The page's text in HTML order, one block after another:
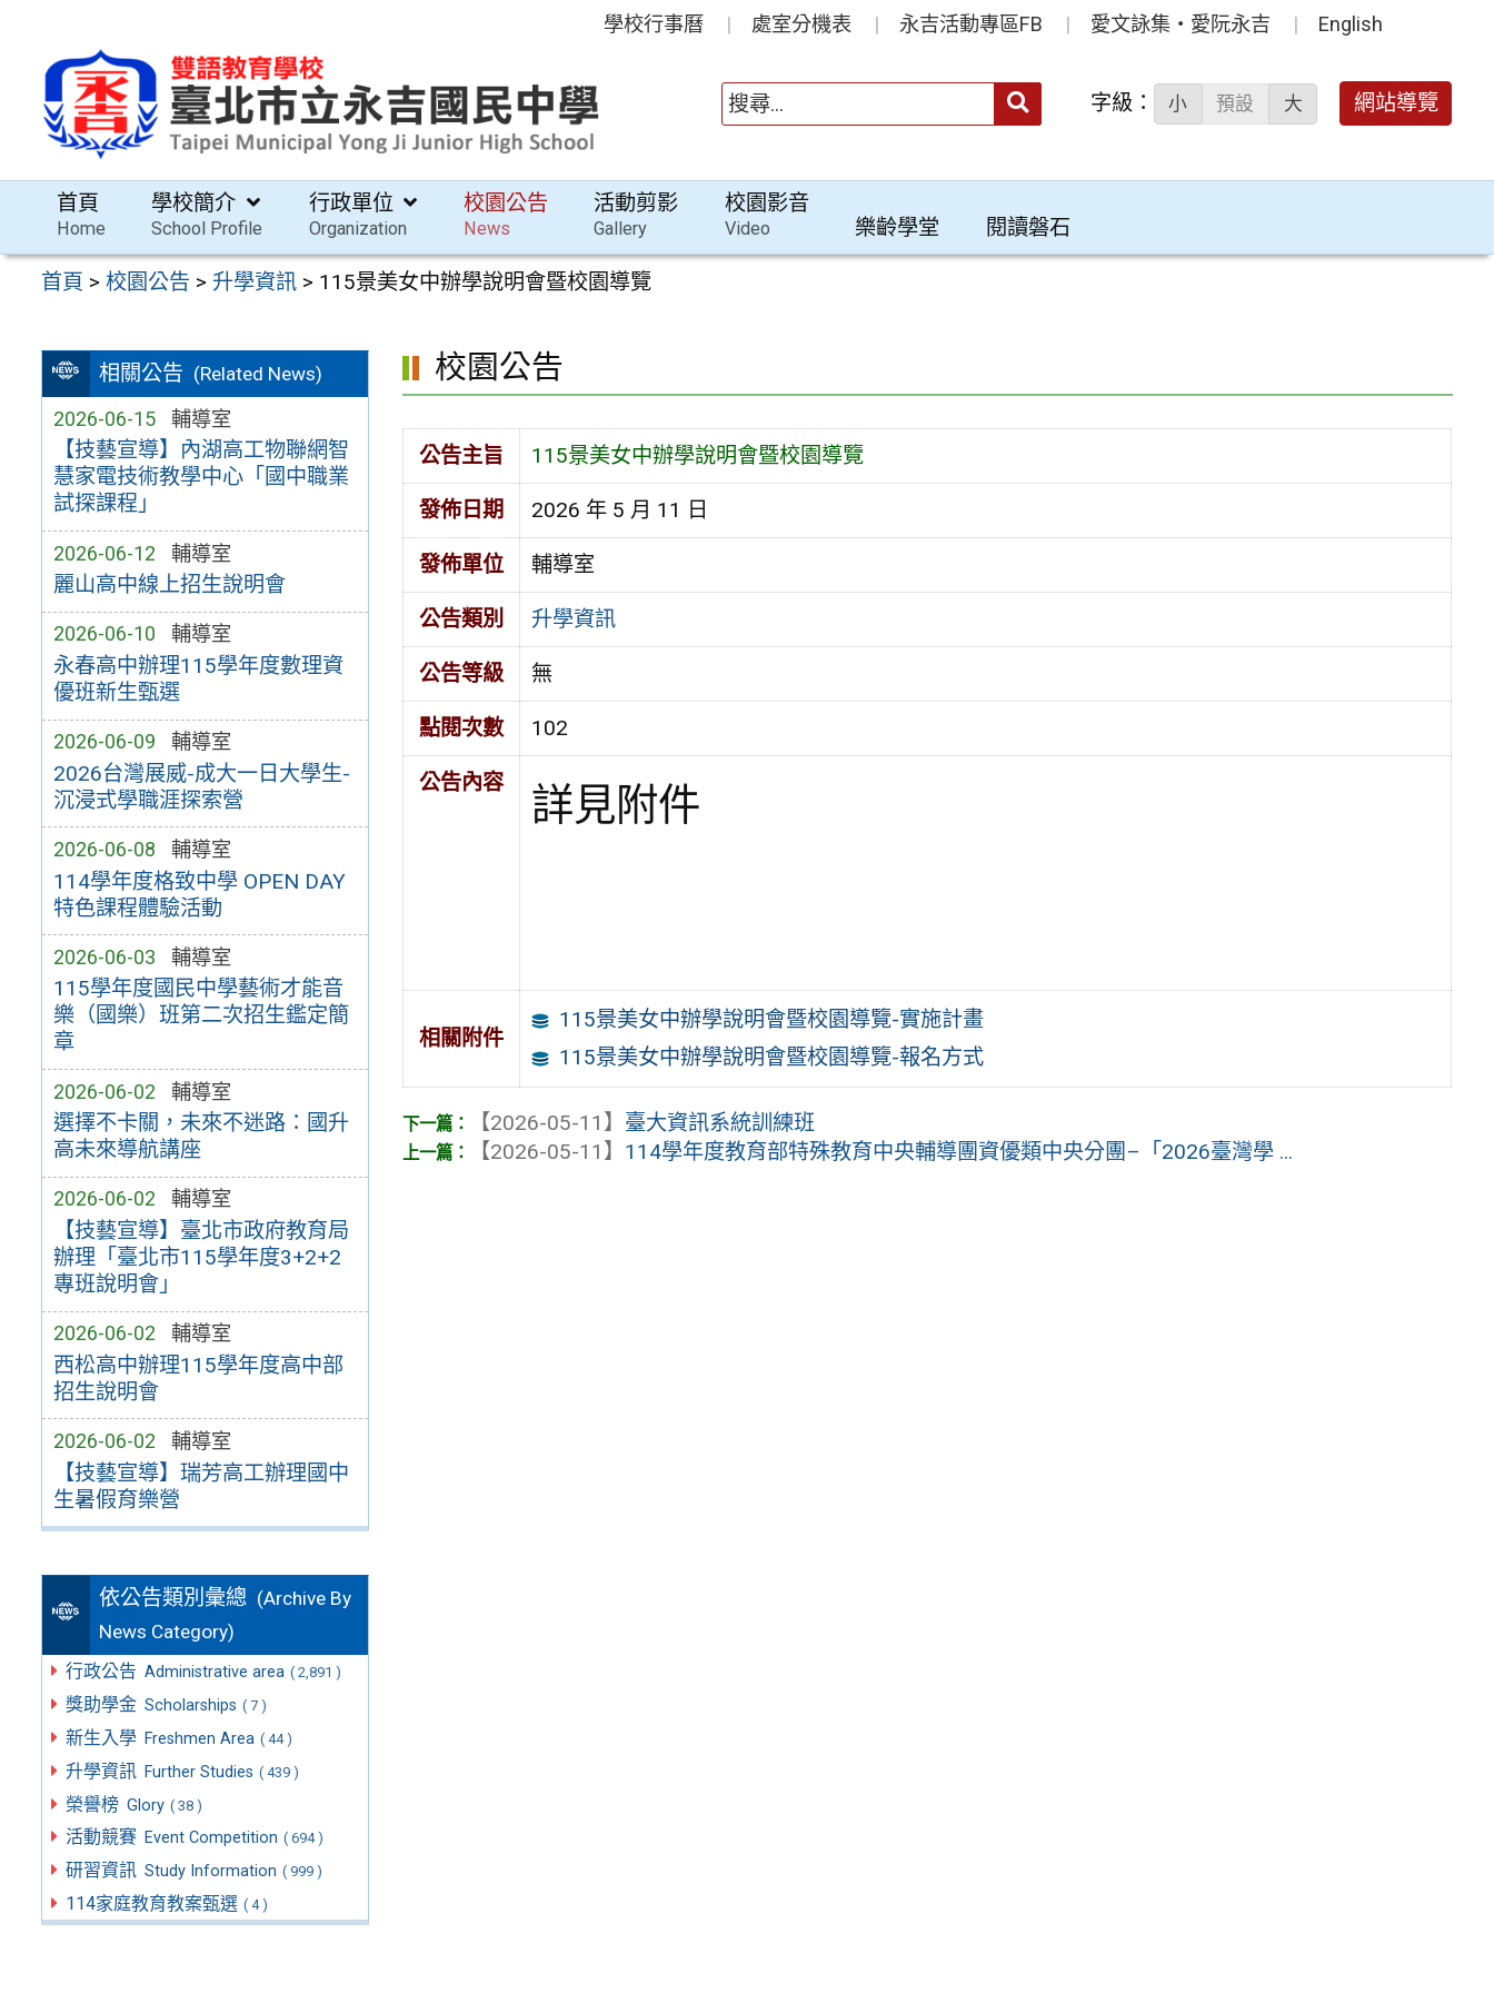
容
學校行事曆 處室分機表 永吉活動專區FB 愛文詠集‧愛阮永吉 English
送出 字級： 小 預設 大 網站導覽
首頁
Home
學校簡介
School Profile
行政單位
Organization
校園公告
News
活動剪影
Gallery
校園影音
Video 樂齡學堂 閱讀磐石
首頁 >校園公告 > 升學資訊 > 115景美女中辦學說明會暨校園導覽
相關公告 (Related News)
2026-06-15 輔導室
【技藝宣導】內湖高工物聯網智
慧家電技術教學中心「國中職業
試探課程」
2026-06-12 輔導室
麗山高中線上招生說明會
2026-06-10 輔導室
永春高中辦理115學年度數理資
優班新生甄選
2026-06-09 輔導室
2026台灣展威-成大一日大學生-
沉浸式學職涯探索營
2026-06-08 輔導室
114學年度格致中學 OPEN DAY
特色課程體驗活動
2026-06-03 輔導室
115學年度國民中學藝術才能音
樂（國樂）班第二次招生鑑定簡
章
2026-06-02 輔導室
選擇不卡關，未來不迷路：國升
高未來導航講座
2026-06-02 輔導室
【技藝宣導】臺北市政府教育局
辦理「臺北市115學年度3+2+2
專班說明會」
2026-06-02 輔導室
西松高中辦理115學年度高中部
招生說明會
2026-06-02 輔導室
【技藝宣導】瑞芳高工辦理國中
生暑假育樂營
依公告類別彙總 (Archive By
News Category)
行政公告 Administrative area ( 2,891 )
獎助學金 Scholarships ( 7 )
新生入學 Freshmen Area ( 44 )
升學資訊 Further Studies ( 439 )
榮譽榜 Glory ( 38 )
活動競賽 Event Competition ( 694 )
研習資訊 Study Information ( 999 )
114家庭教育教案甄選 ( 4 )
校園公告
公告主旨 115景美女中辦學說明會暨校園導覽
發佈日期 2026 年 5 月 11 日
發佈單位 輔導室
公告類別 升學資訊
公告等級 無
點閱次數 102
公告內容 詳見附件
相關附件
115景美女中辦學說明會暨校園導覽-實施計畫
115景美女中辦學說明會暨校園導覽-報名方式
【2026-05-11】 臺大資訊系統訓練班
【2026-05-11】 114學年度教育部特殊教育中央輔導團資優類中央分團–「2026臺灣學 ...